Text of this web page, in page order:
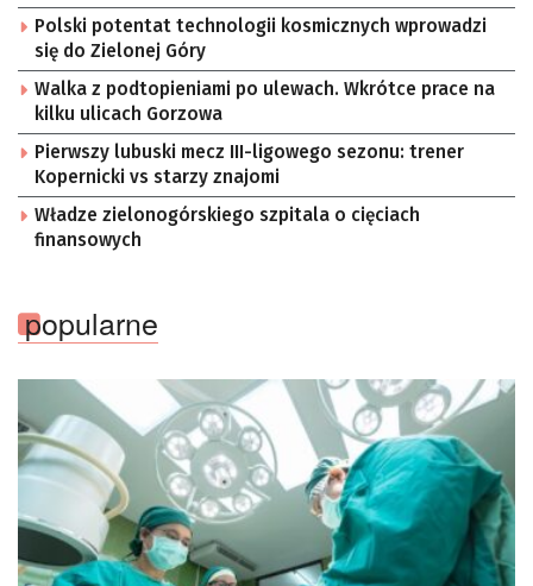
Polski potentat technologii kosmicznych wprowadzi
się do Zielonej Góry
Walka z podtopieniami po ulewach. Wkrótce prace na
kilku ulicach Gorzowa
Pierwszy lubuski mecz III-ligowego sezonu: trener
Kopernicki vs starzy znajomi
Władze zielonogórskiego szpitala o cięciach
finansowych
popularne